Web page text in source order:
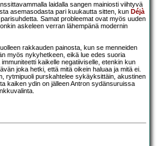
laidalla sangen mainiosti viihtyvä
asemasodasta pari kuukautta sitten, kun Déjà
Samat probleemat ovat myös uuden
askeleen verran lähempänä modernin
rakkauden painosta, kun se menneiden
myös nykyhetkeen, eikä lue edes suoria
kaikelle negatiiviselle, etenkin kun
joka hetki, että mitä oikein haluaa ja mitä ei.
rytmipuoli purskahtelee sykäyksittäin, akustinen
kaiken ydin on jälleen Antron sydänsuruissa